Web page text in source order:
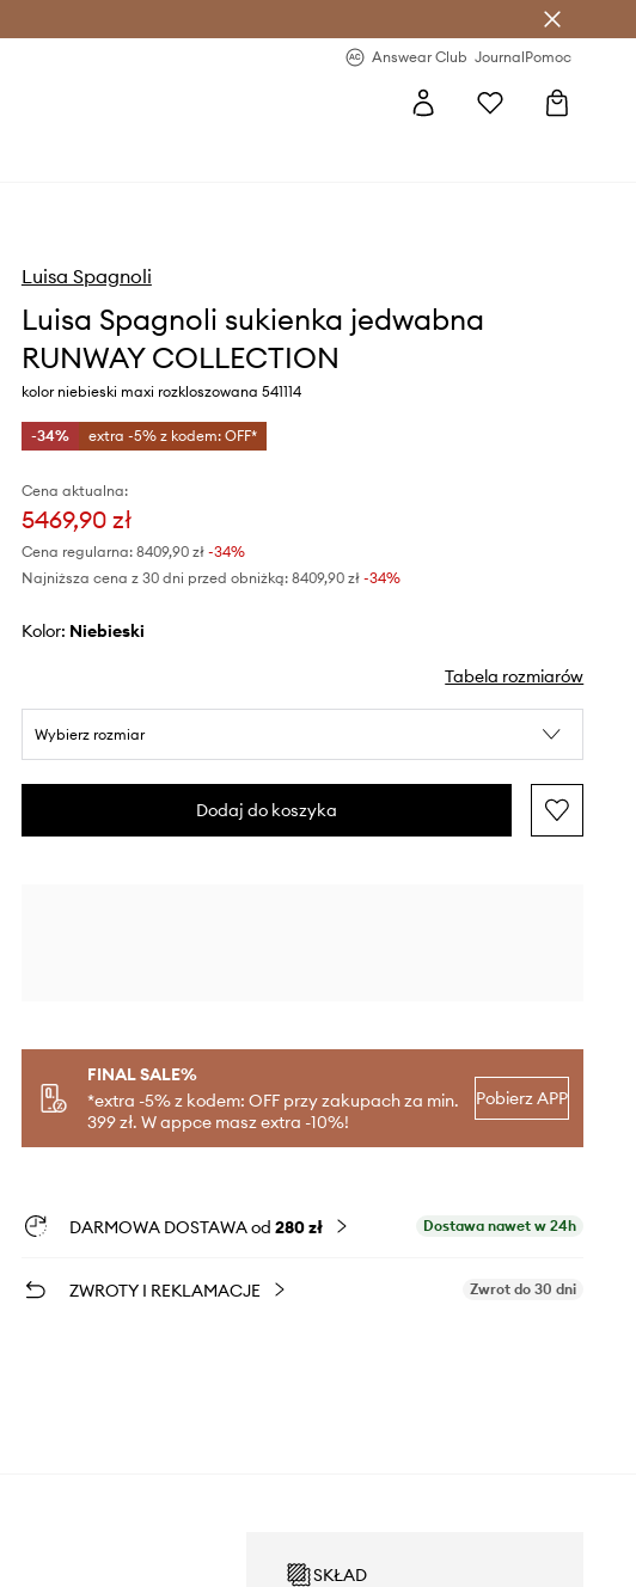
Answear Club JournalPomoc
Luisa Spagnoli
Luisa Spagnoli sukienka jedwabna
RUNWAY COLLECTION
kolor niebieski maxi rozkloszowana 541114
-34% extra -5% z kodem: OFF*
Cena aktualna:
5469,90 zł
Cena regularna: 8409,90 zł-34%
Najniższa cena z 30 dni przed obniżką: 8409,90 zł -34%
Kolor: niebieski
Tabela rozmiarów
Wybierz rozmiar
Dodaj do koszyka
FINAL SALE%
*extra -5% z kodem: OFF przy zakupach za min.
399 zł. W appce masz extra -10%!
Pobierz APP
DARMOWA DOSTAWA od 280 zł Dostawa nawet w 24h
ZWROTY I REKLAMACJE Zwrot do 30 dni
SKŁAD